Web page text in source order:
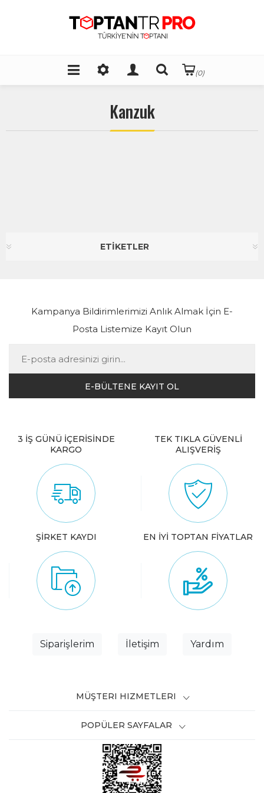
(0)
Kanzuk
ETİKETLER
Kampanya Bildirimlerimizi Anlık Almak İçin E-
Posta Listemize Kayıt Olun
3 İŞ GÜNÜ İÇERİSİNDE
KARGO
TEK TIKLA GÜVENLİ
ALIŞVERİŞ
ŞİRKET KAYDI EN İYİ TOPTAN FİYATLAR
Siparişlerim İletişim Yardım
MÜŞTERI HIZMETLERI
POPÜLER SAYFALAR